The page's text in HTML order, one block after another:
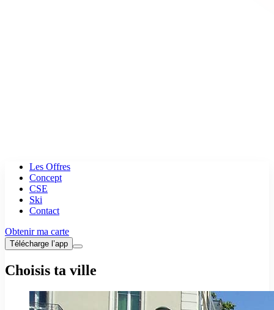
Les Offres
Concept
CSE
Ski
Contact
Obtenir ma carte
Télécharge l’app
Choisis ta ville